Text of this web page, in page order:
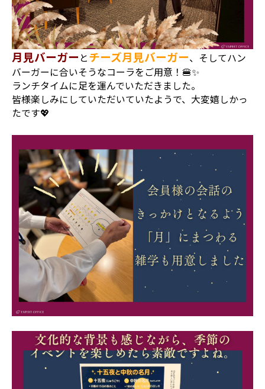
月見バーガー とチーズ月見バーガー、そしてハン
バーガーに合いそうなコーラをご用意！🍔✨
ランチタイムに足を運んでいただきました。
皆様楽しみにしていただいていたようで、大変嬉しかっ
たです💖